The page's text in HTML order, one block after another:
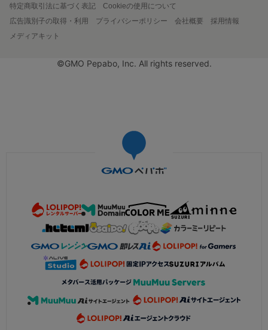
特定商取引法に基づく表記
Cookieの使用について
広告識別子の取得・利用
プライバシーポリシー 会社概要
採用情報
メディアキット
©GMO Pepabo, Inc. All rights reserved.